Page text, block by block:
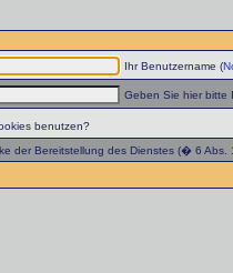
Ihr Benutzername (
Geben Sie hier bitte
benutzen?
der Bereitstellung des Dienstes (� 6